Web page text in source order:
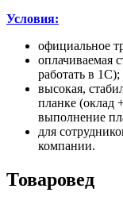
Условия:
официальное
оплачиваемая
работать в 1С);
высокая,
планке (оклад
выполнение
для
компании.
Товаровед